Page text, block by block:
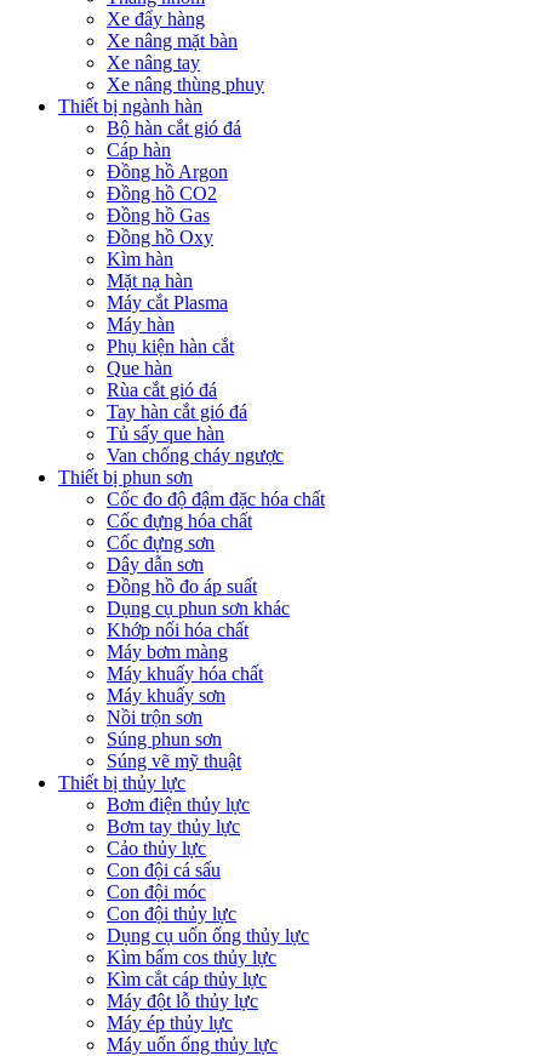
Xe đẩy hàng
Xe nâng mặt bàn
Xe nâng tay
Xe nâng thùng phuy
Thiết bị ngành hàn
Bộ hàn cắt gió đá
Cáp hàn
Đồng hồ Argon
Đồng hồ CO2
Đồng hồ Gas
Đồng hồ Oxy
Kìm hàn
Mặt nạ hàn
Máy cắt Plasma
Máy hàn
Phụ kiện hàn cắt
Que hàn
Rùa cắt gió đá
Tay hàn cắt gió đá
Tủ sấy que hàn
Van chống cháy ngược
Thiết bị phun sơn
Cốc đo độ đậm đặc hóa chất
Cốc đựng hóa chất
Cốc đựng sơn
Dây dẫn sơn
Đồng hồ đo áp suất
Dụng cụ phun sơn khác
Khớp nối hóa chất
Máy bơm màng
Máy khuấy hóa chất
Máy khuấy sơn
Nồi trộn sơn
Súng phun sơn
Súng vẽ mỹ thuật
Thiết bị thủy lực
Bơm điện thủy lực
Bơm tay thủy lực
Cảo thủy lực
Con đội cá sấu
Con đội móc
Con đội thủy lực
Dụng cụ uốn ống thủy lực
Kìm bấm cos thủy lực
Kìm cắt cáp thủy lực
Máy đột lỗ thủy lực
Máy ép thủy lực
Máy uốn ống thủy lực